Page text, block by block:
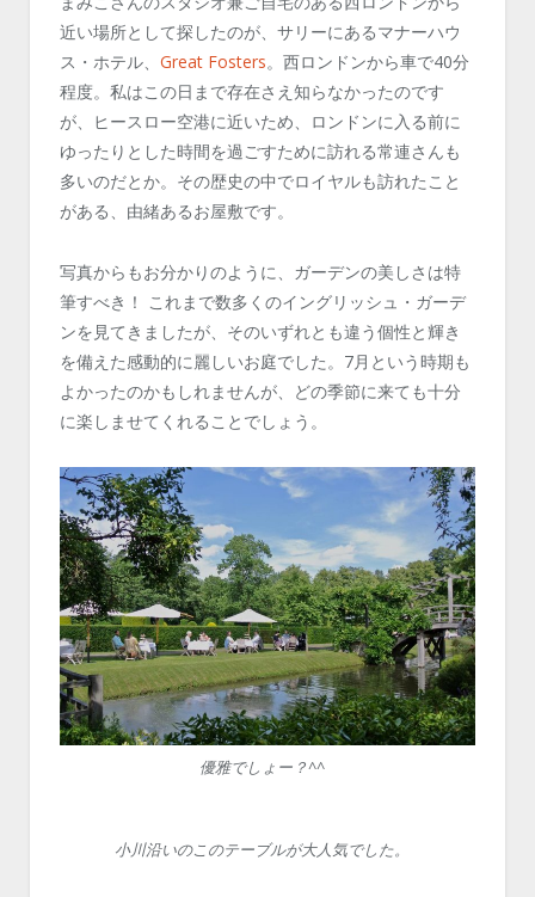
近い場所として探したのが、サリーにあるマナーハウ
ス・ホテル、 Great Fosters。西ロンドンから車で40分
程度。私はこの日まで存在さえ知らなかったのです
が、ヒースロー空港に近いため、ロンドンに入る前に
ゆったりとした時間を過ごすために訪れる常連さんも
多いのだとか。その歴史の中でロイヤルも訪れたこと
がある、由緒あるお屋敷です。
写真からもお分かりのように、ガーデンの美しさは特
筆すべき！ これまで数多くのイングリッシュ・ガーデ
ンを見てきましたが、そのいずれとも違う個性と輝き
を備えた感動的に麗しいお庭でした。7月という時期も
よかったのかもしれませんが、どの季節に来ても十分
に楽しませてくれることでしょう。
優雅でしょー？^^
小川沿いのこのテーブルが大人気でした。